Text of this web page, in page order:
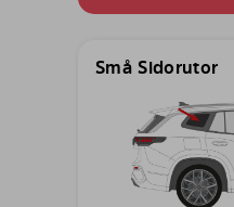
Små Sidorutor